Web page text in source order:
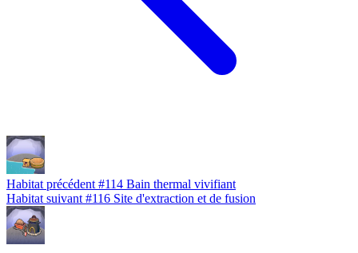
Habitat précédent #114 Bain thermal vivifiant
Habitat suivant #116 Site d'extraction et de fusion